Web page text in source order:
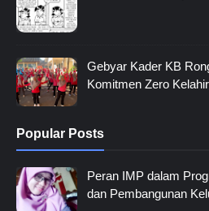
Gebyar Kader KB
Komitmen Zero
Popular Posts
Peran IMP dalam
dan Pembangunan